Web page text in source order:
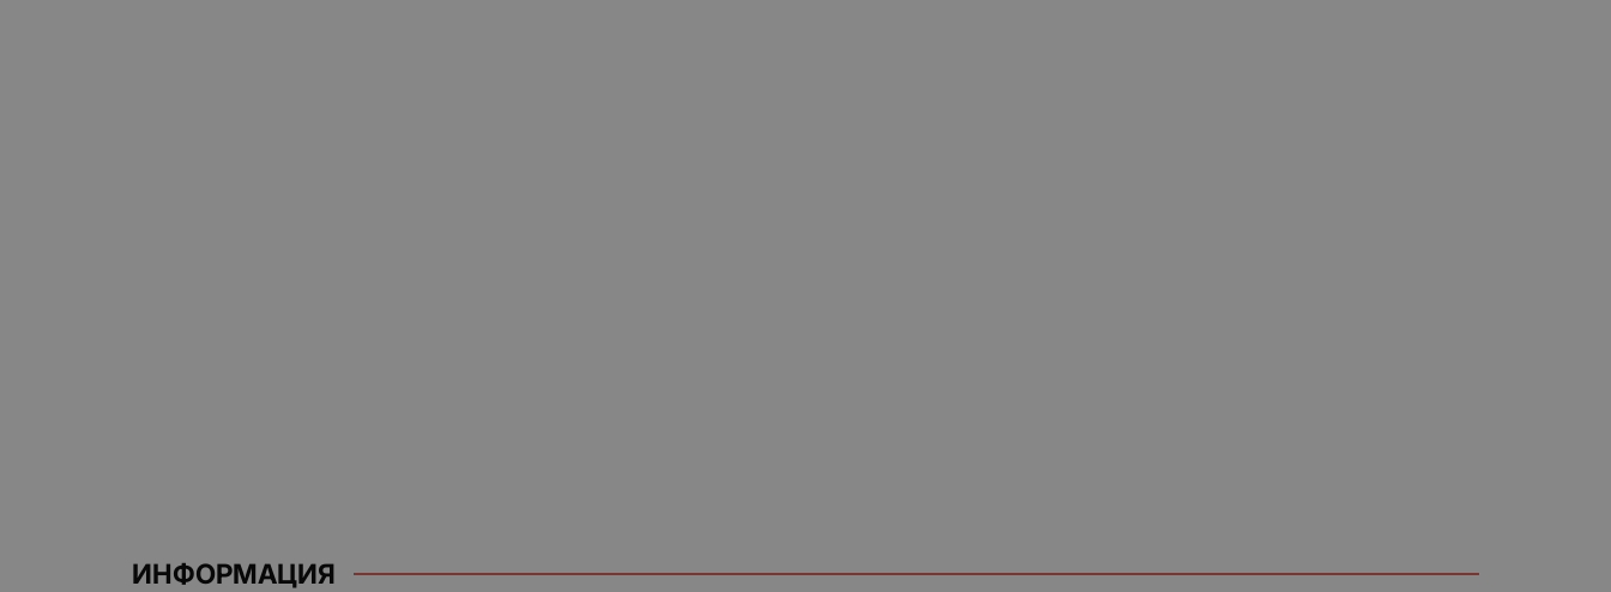
ИНФОРМАЦИЯ